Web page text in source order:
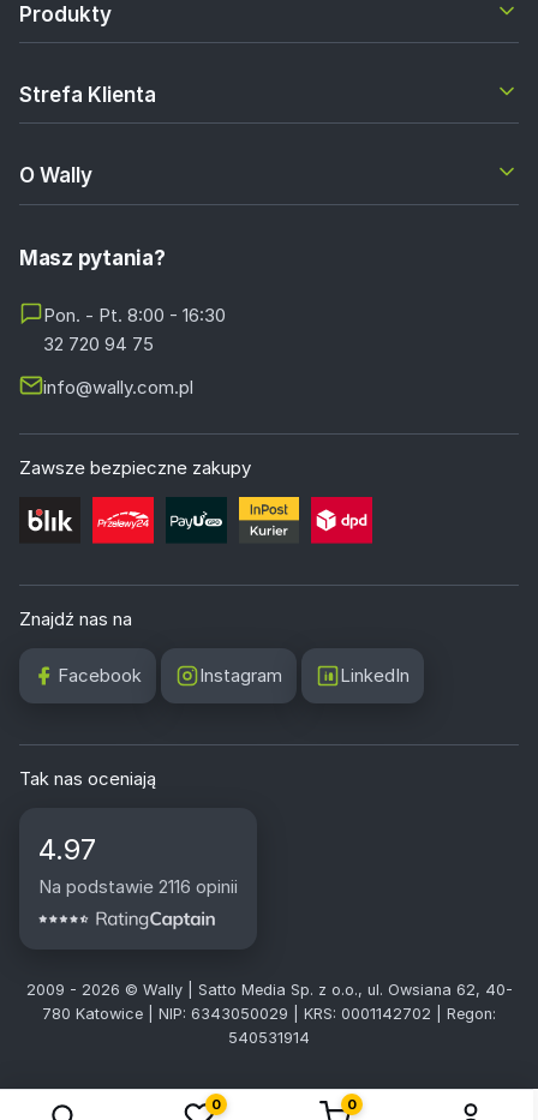
Produkty
Strefa Klienta
O Wally
Masz pytania?
Pon. - Pt. 8:00 - 16:30
32 720 94 75
info@wally.com.pl
Zawsze bezpieczne zakupy
Znajdź nas na
Facebook Instagram LinkedIn
Tak nas oceniają
4.97
Na podstawie 2116 opinii
2009 - 2026 © Wally | Satto Media Sp. z o.o., ul. Owsiana 62, 40-
780 Katowice | NIP: 6343050029 | KRS: 0001142702 | Regon:
540531914
0 0